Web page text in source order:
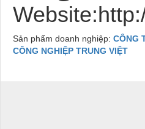
Sản phẩm doanh nghiệp: CÔNG
CÔNG NGHIỆP TRUNG VIỆT